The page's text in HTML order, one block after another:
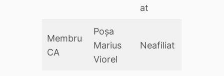
at
Membru
CA
Poșa
Marius
Viorel
Neafiliat